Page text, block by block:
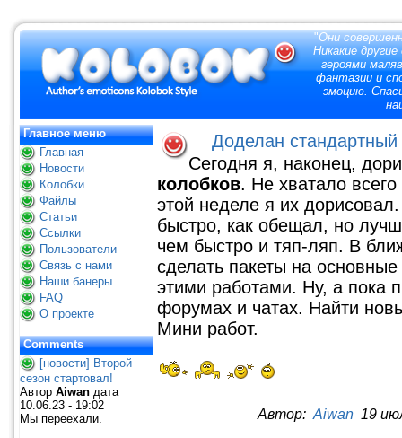
"Они
Никакие
героями
фантазии и
эмоцию.
Главное меню
Главная
Новости
Колобки
Файлы
Статьи
Ссылки
Пользователи
Связь с нами
Наши банеры
FAQ
О проекте
Comments
[новости] Второй
сезон стартовал!
Автор Aiwan дата
10.06.23 - 19:02
Мы переехали.
Доделан
Сегодня я, наконец,
колобков. Не хватало
этой неделе я их
быстро, как обещал, но
чем быстро и тяп-ляп. В
сделать пакеты на
этими работами. Ну, а пока
форумах и чатах. Найти
Мини работ.
Автор: Aiwan 19